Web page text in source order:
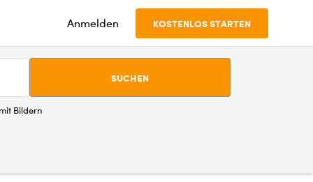
Anmelden KOSTENLOS STARTEN
SUCHEN
Bildern